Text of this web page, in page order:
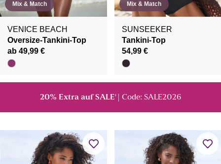
Mix & Match
VENICE BEACH
Oversize-Tankini-Top
ab 49,99 €
Mix & Match
SUNSEEKER
Tankini-Top
54,99 €
20% Extra auf SALE¹ | Code: SALE2026